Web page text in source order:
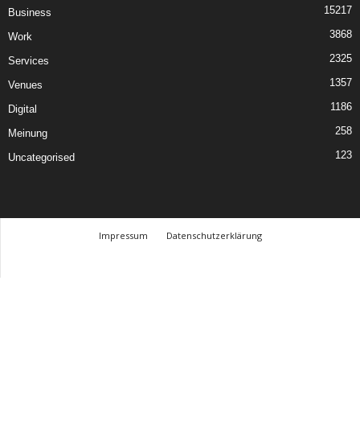
Business 15217
Work 3868
Services 2325
Venues 1357
Digital 1186
Meinung 258
Uncategorised 123
Impressum
Datenschutzerklärung